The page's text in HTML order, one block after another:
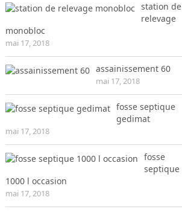
station de
relevage
monobloc
mai 17, 2018
assainissement 60
mai 17, 2018
fosse septique
gedimat
mai 17, 2018
fosse
septique
1000 l occasion
mai 17, 2018